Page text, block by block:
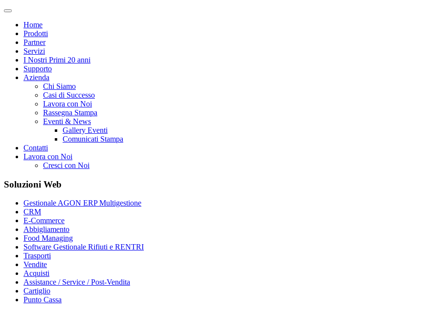
Home
Prodotti
Partner
Servizi
I Nostri Primi 20 anni
Supporto
Azienda
Chi Siamo
Casi di Successo
Lavora con Noi
Rassegna Stampa
Eventi & News
Gallery Eventi
Comunicati Stampa
Contatti
Lavora con Noi
Cresci con Noi
Soluzioni Web
Gestionale AGON ERP Multigestione
CRM
E-Commerce
Abbigliamento
Food Managing
Software Gestionale Rifiuti e RENTRI
Trasporti
Vendite
Acquisti
Assistance / Service / Post-Vendita
Cartiglio
Punto Cassa